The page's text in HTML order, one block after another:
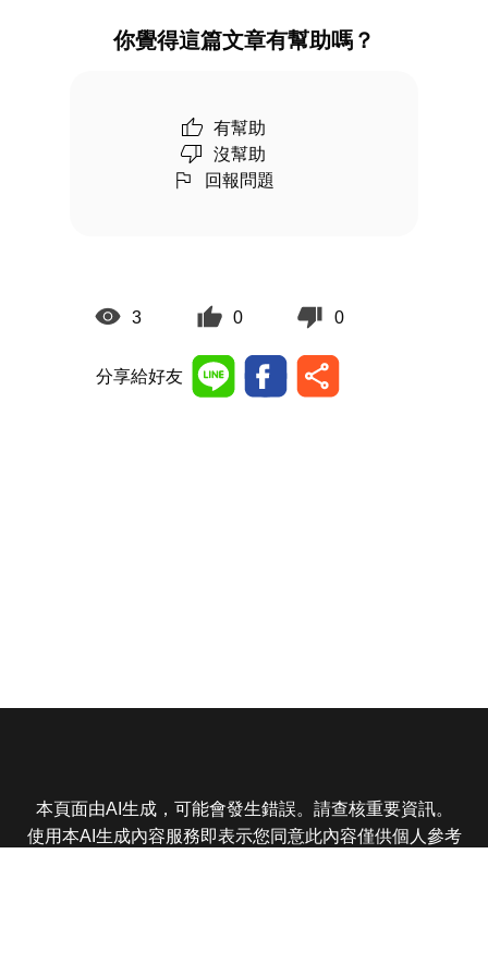
你覺得這篇文章有幫助嗎？
有幫助
沒幫助
回報問題
3 0 0
分享給好友
本頁面由AI生成，可能會發生錯誤。請查核重要資訊。
使用本AI生成內容服務即表示您同意此內容僅供個人參考